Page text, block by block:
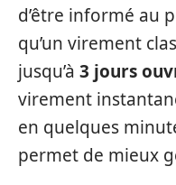
d’être informé au
qu’un virement
jusqu’à 3 jours
virement
en quelques
permet de mieux